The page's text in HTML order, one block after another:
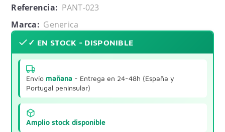
Referencia: PANT-023
Marca: Generica
✓ EN STOCK - DISPONIBLE
Envío mañana - Entrega en 24-48h (España y
Portugal peninsular)
Amplio stock disponible